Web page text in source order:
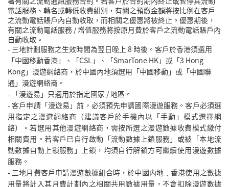
電話服務、轉名或轉低收費組別，有關之預繳金額將按比例在客戶
之流動電話賬戶內自動收取，而相關之優惠將被終止。優惠期後，
有關之流動電話服務 / 增值服務將按原月費於客戶之流動電話賬戶內
自動收取。
- 三地計劃服務之生效時間為翌日晚上 8 時後。客戶於香港須選用
「中國移動香港」、「CSL」、「SmarTone HK」或「3 Hong
Kong」漫遊網絡商，於中國內地須選用「中國移動」或「中國聯
通」漫遊網絡商。
- 「漫遊易」只適用於指定國家 / 地區。
-客戶申請「漫遊易」前，必須預先申請國際漫遊服務。客戶必須選
用指定之漫遊網絡商（建議客戶於手機內以「手動」模式選擇網
絡）。若選用其他漫遊網絡商，需按所選之漫遊數據收費模式繳付
相關費用。若客戶已自行啟動「流動數據上鎖服務」或被「本地流
動數據自動上鎖服務」上鎖，均須自行解鎖方可繼續使用漫遊數據
服務。
- 三地月費客戶申請漫遊數據組合時，於中國内地﹑香港使用之數據
用量將計入其月費計劃內之相關共用數據用量，不會扣除漫遊數據